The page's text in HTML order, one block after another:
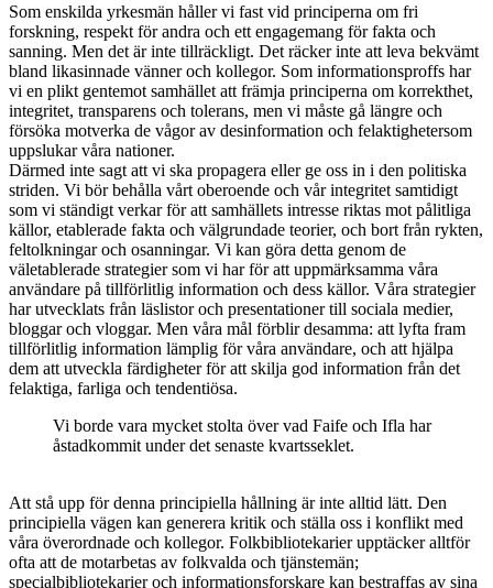
Som enskilda yrkesmän håller vi fast vid principerna om fri
forskning, respekt för andra och ett engagemang för fakta och
sanning. Men det är inte tillräckligt. Det räcker inte att leva bekvämt
bland likasinnade vänner och kollegor. Som informationsproffs har
vi en plikt gentemot samhället att främja principerna om korrekthet,
integritet, transparens och tolerans, men vi måste gå längre och
försöka motverka de vågor av desinformation och felaktighetersom
uppslukar våra nationer.
Därmed inte sagt att vi ska propagera eller ge oss in i den politiska
striden. Vi bör behålla vårt oberoende och vår integritet samtidigt
som vi ständigt verkar för att samhällets intresse riktas mot pålitliga
källor, etablerade fakta och välgrundade teorier, och bort från rykten,
feltolkningar och osanningar. Vi kan göra detta genom de
väletablerade strategier som vi har för att uppmärksamma våra
användare på tillförlitlig information och dess källor. Våra strategier
har utvecklats från läs­listor och presentationer till sociala medier,
bloggar och vloggar. Men våra mål förblir desamma: att lyfta fram
tillförlitlig information lämplig för våra användare, och att hjälpa
dem att utveckla färdigheter för att skilja god information från det
felaktiga, farliga och tendentiösa.
Vi borde vara mycket stolta över vad Faife och Ifla har
åstadkommit under det senaste kvartsseklet.
Att stå upp för denna principiella hållning är inte alltid lätt. Den
principiella vägen kan generera kritik och ställa oss i konflikt med
våra överordnade och kollegor. Folkbibliotekarier upptäcker alltför
ofta att de motarbetas av folkvalda och tjänstemän;
specialbibliotekarier och informationsforskare kan bestraffas av sina